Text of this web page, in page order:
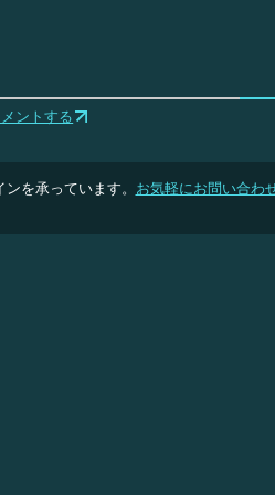
ントする
を承っています。 お気軽にお問い合わ